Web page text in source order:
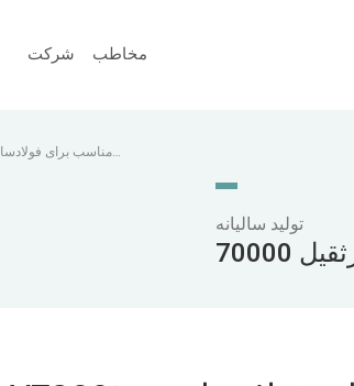
شرکت مخاطب
تولید سالیانه
جرثقیل